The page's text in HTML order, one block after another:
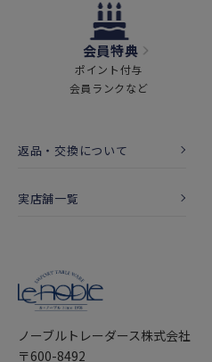
会員特典
ポイント付与
会員ランクなど
返品・交換について
実店舗一覧
ノーブルトレーダース株式会社
〒600-8492